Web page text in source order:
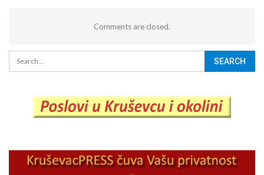
Comments are closed.